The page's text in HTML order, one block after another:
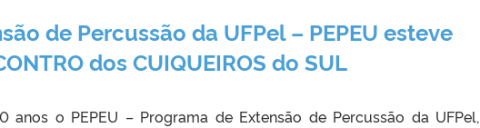
de Percussão da UFPel – PEPEU esteve
dos CUIQUEIROS do SUL
anos o PEPEU – Programa de Extensão de Percussão da UFPel,